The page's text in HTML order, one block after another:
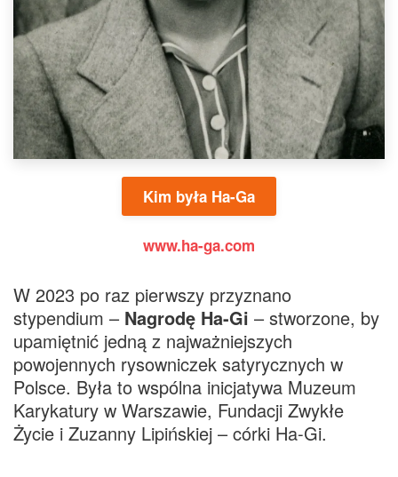
Kim była Ha-Ga
www.ha-ga.com
W 2023 po raz pierwszy przyznano
stypendium – Nagrodę Ha-Gi – stworzone, by
upamiętnić jedną z najważniejszych
powojennych rysowniczek satyrycznych w
Polsce. Była to wspólna inicjatywa Muzeum
Karykatury w Warszawie, Fundacji Zwykłe
Życie i Zuzanny Lipińskiej – córki Ha-Gi.